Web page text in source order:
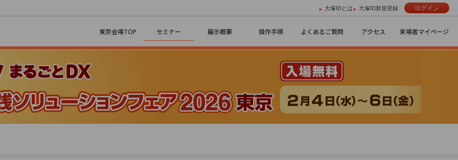
大塚IDとは 大塚ID新規登録 ログイン
東京会場TOP セミナー 展示概要 操作手順 よくあるご質問 アクセス 来場者マイページ
Day 03
2/6 （金）